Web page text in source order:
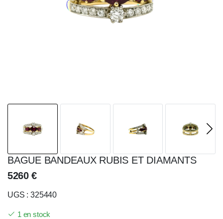
BAGUE BANDEAUX RUBIS ET DIAMANTS
5260 €
UGS : 325440
1 en stock